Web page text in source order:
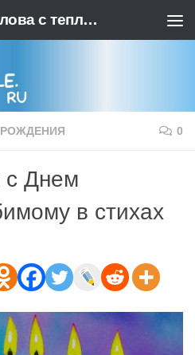
Открытки с душой, слова с теплотой. BE-SPARKLE - Ваш источник позитива
0
с Днем
в стихах